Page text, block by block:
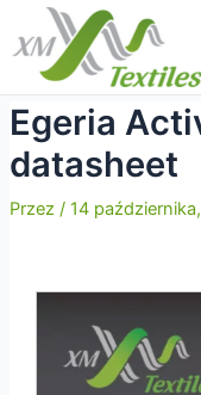
Przejdź
do
treści
Egeria
datasheet
Przez / 14